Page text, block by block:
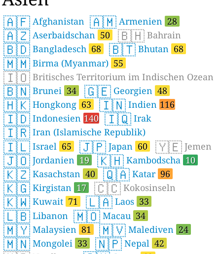
🇦🇫 Afghanistan 🇦🇲 Armenien 28
🇦🇿 Aserbaidschan 50 🇧🇭 Bahrain
🇧🇩 Bangladesch 68 🇧🇹 Bhutan 68
🇲🇲 Birma (Myanmar) 55
🇮🇴 Britisches Territorium im Indischen Ozean
🇧🇳 Brunei 34 🇬🇪 Georgien 48
🇭🇰 Hongkong 63 🇮🇳 Indien 116
🇮🇩 Indonesien 140 🇮🇶 Irak
🇮🇷 Iran (Islamische Republik)
🇮🇱 Israel 65 🇯🇵 Japan 60 🇾🇪 Jemen
🇯🇴 Jordanien 19 🇰🇭 Kambodscha 10
🇰🇿 Kasachstan 40 🇶🇦 Katar 96
🇰🇬 Kirgistan 17 🇨🇨 Kokosinseln
🇰🇼 Kuwait 71 🇱🇦 Laos 33
🇱🇧 Libanon 🇲🇴 Macau 34
🇲🇾 Malaysien 81 🇲🇻 Malediven 24
🇲🇳 Mongolei 33 🇳🇵 Nepal 42